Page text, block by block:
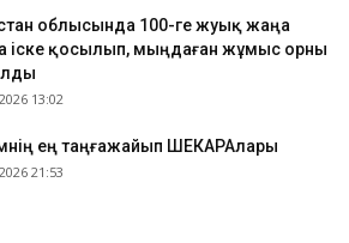
облысында 100-ге жуық жаңа
іске қосылып, мыңдаған жұмыс орны
13:02
ең таңғажайып ШЕКАРАлары
21:53